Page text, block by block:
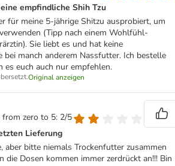
empfindliche Shih Tzu
für meine 5-jährige Shitzu ausprobiert, um
(Tipp nach einem Wohlfühl-
Sie liebt es und hat keine
manch anderem Nassfutter. Ich bestelle
es euch auch nur empfehlen.
Original anzeigen
from zero to 5: 2/5
Lieferung
aber bitte niemals Trockenfutter zusammen
die Dosen kommen immer zerdrückt an!!! Bin